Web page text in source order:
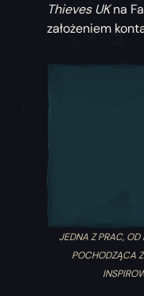
Thieves UKna
założeniem
JEDNA Z PRAC, OD
POCHODZĄCA